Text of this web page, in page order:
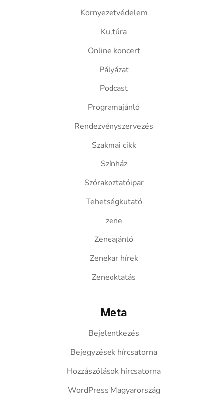
Környezetvédelem
Kultúra
Online koncert
Pályázat
Podcast
Programajánló
Rendezvényszervezés
Szakmai cikk
Színház
Szórakoztatóipar
Tehetségkutató
zene
Zeneajánló
Zenekar hírek
Zeneoktatás
Meta
Bejelentkezés
Bejegyzések hírcsatorna
Hozzászólások hírcsatorna
WordPress Magyarország